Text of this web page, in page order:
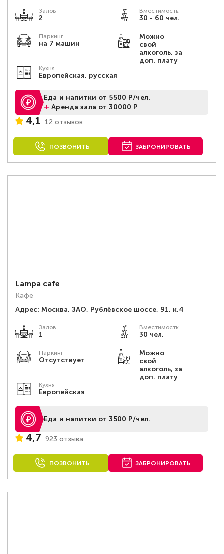
Залов
2
Вместимость:
30 - 60 чел.
Паркинг
на 7 машин
Можно
свой
алкоголь, за
доп. плату
Кухня
Европейская, русская
Еда и напитки от 5500 Р/чел.
+Аренда зала от 30000 Р
4,1 12 отзывов
ПОЗВОНИТЬ ЗАБРОНИРОВАТЬ
Lampa cafe
Кафе
Адрес: Москва, ЗАО, Рублёвское шоссе, 91, к.4
Залов
1
Вместимость:
30 чел.
Паркинг
Отсутствует
Можно
свой
алкоголь, за
доп. плату
Кухня
Европейская
Еда и напитки от 3500 Р/чел.
4,7 923 отзыва
ПОЗВОНИТЬ ЗАБРОНИРОВАТЬ